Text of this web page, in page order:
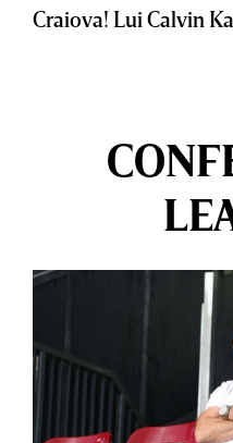
Craiova! Lui Calvin